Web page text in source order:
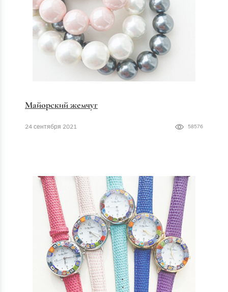
Майорский жемчуг
24 сентября 2021 58576